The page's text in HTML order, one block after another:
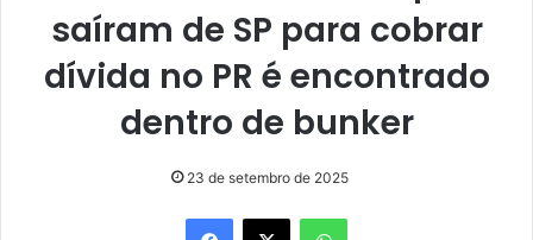
saíram de SP para cobrar
dívida no PR é encontrado
dentro de bunker
23 de setembro de 2025
Facebook
X WhatsApp